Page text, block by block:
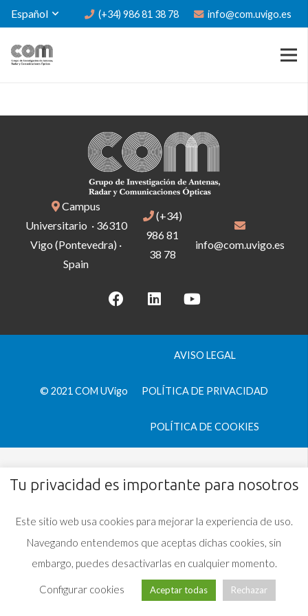
Español (+34) 986 81 38 78 info@com.uvigo.es
Campus
Universitario · 36310
Vigo (Pontevedra) ·
Spain
(+34)
986 81
38 78
info@com.uvigo.es
© 2021 COM UVigo
AVISO LEGAL
POLÍTICA DE PRIVACIDAD
POLÍTICA DE COOKIES
Tu privacidad es importante para nosotros
Este sitio web usa cookies para mejorar la experiencia de uso.
Navegando entendemos que aceptas dichas cookies, sin
embargo, puedes desactivarlas en cualquier momento.
Configurar cookies Aceptar todas Rechazar